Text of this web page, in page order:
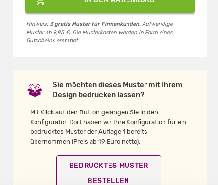
Hinweis: 3 gratis Muster für Firmenkunden. Aufwendige
Muster ab 9,95 €. Die Musterkosten werden in Form eines
Gutscheins erstattet.
Sie möchten dieses Muster mit Ihrem
Design bedrucken lassen?
Mit Klick auf den Button gelangen Sie in den
Konfigurator. Dort haben wir Ihre Konfiguration für ein
bedrucktes Muster der Auflage 1 bereits
übernommen (Preis ab 19 Euro netto).
BEDRUCKTES MUSTER
BESTELLEN